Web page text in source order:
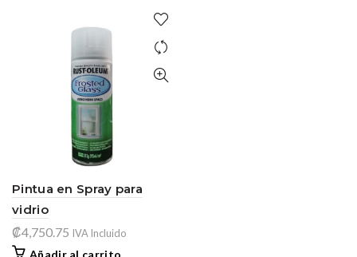
Pintua en Spray para
vidrio
₡4,750.75 IVA Incluido
Añadir al carrito